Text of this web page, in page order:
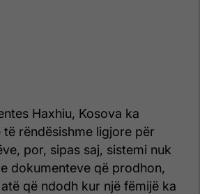
Haxhiu, Kosova ka
rëndësishme ligjore për
por, sipas saj, sistemi nuk
dokumenteve që prodhon,
që ndodh kur një fëmijë ka